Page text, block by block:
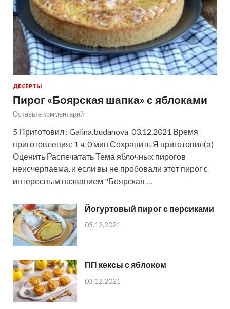
ДЕСЕРТЫ
Пирог «Боярская шапка» с яблоками
Оставьте комментарий
5 Приготовил : Galina.budanova 03.12.2021 Время
приготовления: 1 ч. 0 мин Сохранить Я приготовил(а)
Оценить Распечатать Тема яблочных пирогов
неисчерпаема, и если вы не пробовали этот пирог с
интересным названием "Боярская …
Йогуртовый пирог с персиками
03.12.2021
ПП кексы с яблоком
03.12.2021